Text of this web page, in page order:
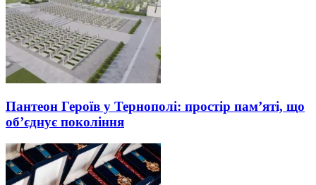
Пантеон Героїв у Тернополі: простір пам’яті, що
об’єднує покоління